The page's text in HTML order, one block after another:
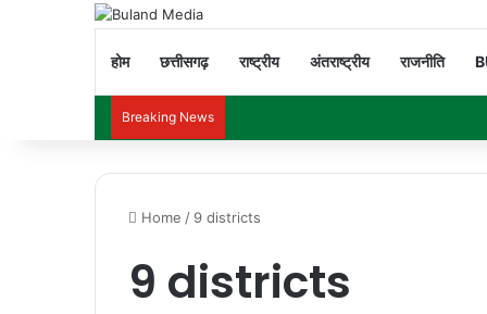
होम छत्तीसगढ़ राष्ट्रीय अंतराष्ट्रीय राजनीति
Breaking News
Home / 9 districts
9 districts